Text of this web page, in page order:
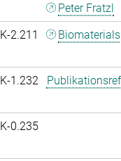
Peter Fratzl
K-2.211 Biomaterials
K-1.232
K-0.235